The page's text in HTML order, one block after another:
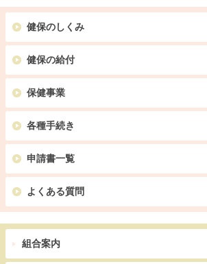
健保のしくみ
健保の給付
保健事業
各種手続き
申請書一覧
よくある質問
組合案内